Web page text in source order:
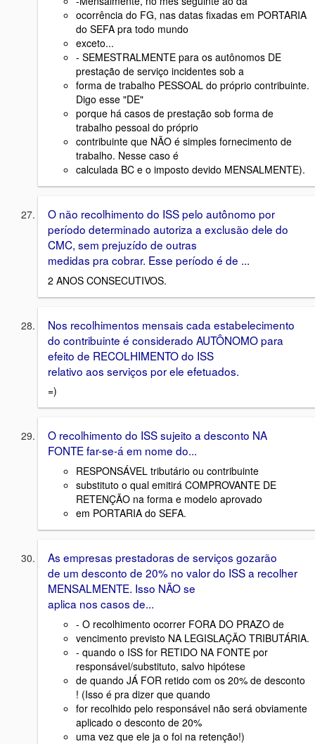
ocorrência do FG, nas datas fixadas em PORTARIA
do SEFA pra todo mundo
exceto...
- SEMESTRALMENTE para os autônomos DE
prestação de serviço incidentes sob a
forma de trabalho PESSOAL do próprio contribuinte.
Digo esse "DE"
porque há casos de prestação sob forma de
trabalho pessoal do próprio
contribuinte que NÃO é simples fornecimento de
trabalho. Nesse caso é
calculada BC e o imposto devido MENSALMENTE).
O não recolhimento do ISS pelo autônomo por
período determinado autoriza a exclusão dele do
CMC, sem prejuzído de outras
medidas pra cobrar. Esse período é de ...
2 ANOS CONSECUTIVOS.
Nos recolhimentos mensais cada estabelecimento
do contribuinte é considerado AUTÔNOMO para
efeito de RECOLHIMENTO do ISS
relativo aos serviços por ele efetuados.
=)
O recolhimento do ISS sujeito a desconto NA
FONTE far-se-á em nome do...
RESPONSÁVEL tributário ou contribuinte
substituto o qual emitirá COMPROVANTE DE
RETENÇÃO na forma e modelo aprovado
em PORTARIA do SEFA.
As empresas prestadoras de serviços gozarão
de um desconto de 20% no valor do ISS a recolher
MENSALMENTE. Isso NÃO se
aplica nos casos de...
- O recolhimento ocorrer FORA DO PRAZO de
vencimento previsto NA LEGISLAÇÃO TRIBUTÁRIA.
- quando o ISS for RETIDO NA FONTE por
responsável/substituto, salvo hipótese
de quando JÁ FOR retido com os 20% de desconto
! (Isso é pra dizer que quando
for recolhido pelo responsável não será obviamente
aplicado o desconto de 20%
uma vez que ele ja o foi na retenção!)